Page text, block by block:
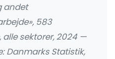
andet
583
sektorer, 2024 —
Danmarks Statistik,